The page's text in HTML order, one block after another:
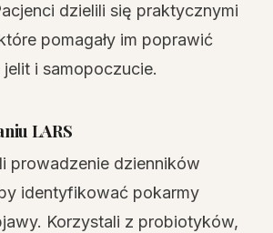
dzielili się praktycznymi
pomagały im poprawić
i samopoczucie.
LARS
prowadzenie dzienników
identyfikować pokarmy
Korzystali z probiotyków,